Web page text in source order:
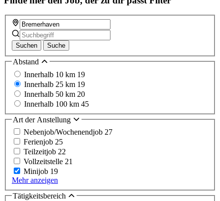
Suchen Suche
Abstand
Innerhalb 10 km 19
Innerhalb 25 km 19
Innerhalb 50 km 20
Innerhalb 100 km 45
Art der Anstellung
Nebenjob/Wochenendjob 27
Ferienjob 25
Teilzeitjob 22
Vollzeitstelle 21
Minijob 19
Mehr anzeigen
Tätigkeitsbereich